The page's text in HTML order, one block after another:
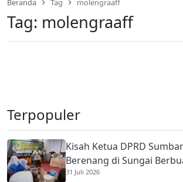
Beranda Tag molengraaff
Tag: molengraaff
Terpopuler
Kisah Ketua DPRD
Berenang di Sungai
Membantu Ekonomi Orang
31 Juli 2026